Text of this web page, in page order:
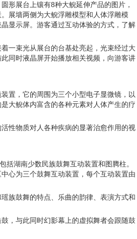
形展台上镶有8种大鲵延伸产品的图片，
展墙两侧为大鲵浮雕模型和人体浮雕模
显示屏。游客通过互动体验的方式，了解
一束光从展台的台基处亮起，光束经过大
同时液晶屏开始播放相关视频，向游客讲
置，它的周围为三个小型电子显微镜，以
大鲵体内富含的各种元素对人体产生的疗
性物质对人各种疾病的显著治愈作用的视
括湖南少数民族鼓舞互动装置和图腾柱。
心为三个鼓舞互动装置，每个互动装置由
族鼓舞的特点、乐曲的韵律、表演方式和
，与此同时幻影幕上的虚拟舞者会跟随鼓